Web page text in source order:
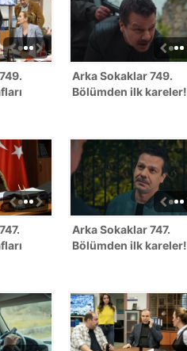
Arka Sokaklar 749.
Bölümden ilk kareler!
Arka Sokaklar 747.
Bölümden ilk kareler!